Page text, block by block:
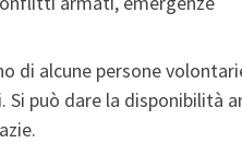
di alcune persone
può dare la disponibilità